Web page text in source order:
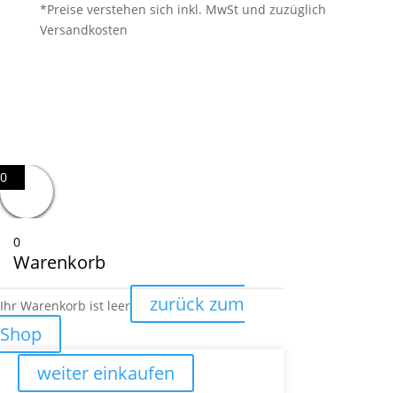
*Preise verstehen sich inkl. MwSt und zuzüglich
Versandkosten
0
0
Warenkorb
Ihr Warenkorb ist leer
zurück zum
Shop
weiter einkaufen